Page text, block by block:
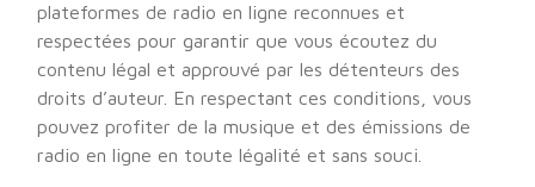
plateformes de radio en ligne reconnues et
respectées pour garantir que vous écoutez du
contenu légal et approuvé par les détenteurs des
droits d’auteur. En respectant ces conditions, vous
pouvez profiter de la musique et des émissions de
radio en ligne en toute légalité et sans souci.